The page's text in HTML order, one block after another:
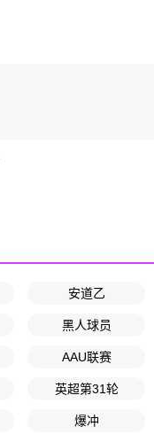
安道乙
黑人球员
AAU联赛
英超第31轮
爆冲